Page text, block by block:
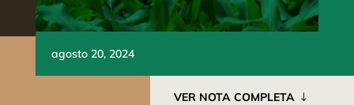
agosto 20, 2024
VER NOTA COMPLETA